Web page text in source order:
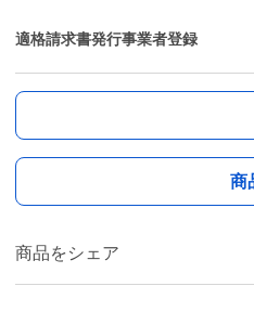
適格請求書発行事業者登録
商
商品をシェア